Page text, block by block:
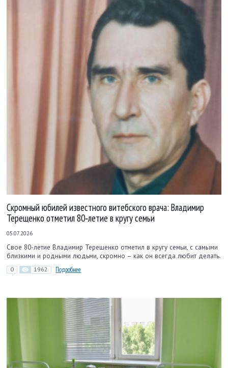
Скромный юбилей известного витебского врача: Владимир
Терещенко отметил 80‑летие в кругу семьи
05.07.2026
Свое 80-летие Владимир Терещенко отметил в кругу семьи, с самыми
близкими и родными людьми, скромно – как он всегда любит делать.
0 1962 Подробнее